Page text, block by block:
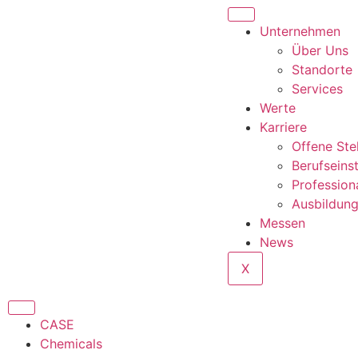
Unternehmen
Über Uns
Standorte
Services
Werte
Karriere
Offene
Ausbildung
Messen
News
X
CASE
Chemicals